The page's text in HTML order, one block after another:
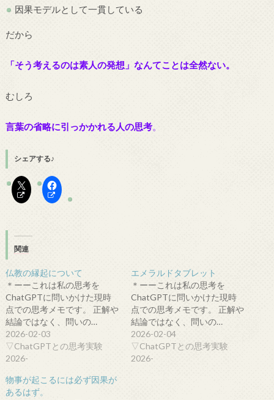
因果モデルとして一貫している
だから
「そう考えるのは素人の発想」なんてことは全然ない。
むしろ
言葉の省略に引っかかれる人の思考。
シェアする♪
関連
仏教の縁起について
＊ーーこれは私の思考を
ChatGPTに問いかけた現時
点での思考メモです。 正解や
結論ではなく、問いの…
2026-02-03
▽ChatGPTとの思考実験
2026-
エメラルドタブレット
＊ーーこれは私の思考を
ChatGPTに問いかけた現時
点での思考メモです。 正解や
結論ではなく、問いの…
2026-02-04
▽ChatGPTとの思考実験
2026-
物事が起こるには必ず因果が
あるはず。